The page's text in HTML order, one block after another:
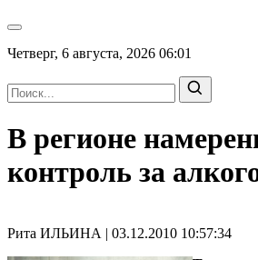
Четверг, 6 августа, 2026 06:01
В регионе
контроль за
Рита ИЛЬИНА | 03.12.2010 10:57:34